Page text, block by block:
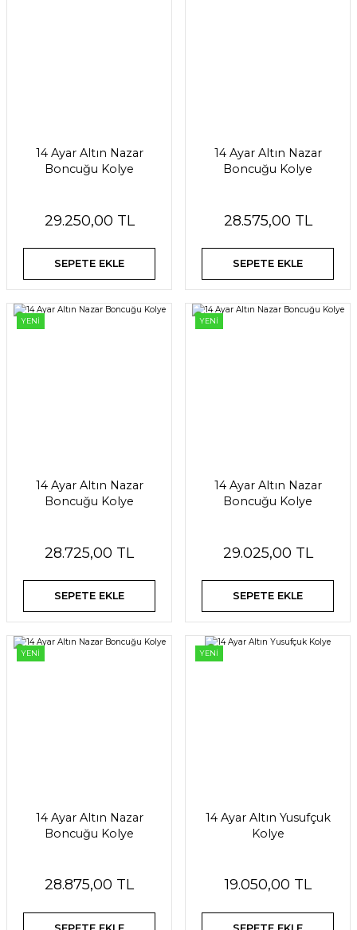
14 Ayar Altın Nazar
Boncuğu Kolye
29.250,00 TL
SEPETE EKLE
14 Ayar Altın Nazar
Boncuğu Kolye
28.575,00 TL
SEPETE EKLE
YENİ
14 Ayar Altın Nazar
Boncuğu Kolye
28.725,00 TL
SEPETE EKLE
YENİ
14 Ayar Altın Nazar
Boncuğu Kolye
29.025,00 TL
SEPETE EKLE
YENİ
14 Ayar Altın Nazar
Boncuğu Kolye
28.875,00 TL
YENİ
14 Ayar Altın Yusufçuk
Kolye
19.050,00 TL